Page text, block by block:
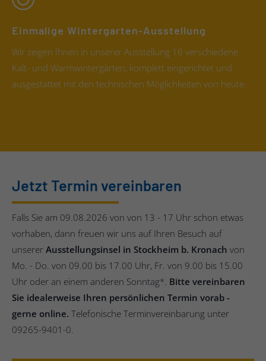
Einmalige Wintergarten-Ausstellung
Wir zeigen Ihnen in unserer Ausstellung 16 verschiedene
Kalt- und Warmwintergärten, komplett eingerichtet und
ausgestattet mit den technischen Möglichkeiten von heute.
Jetzt Termin vereinbaren
Falls Sie am 09.08.2026 von von 13 - 17 Uhr schon etwas
vorhaben, dann freuen wir uns auf Ihren Besuch auf
unserer Ausstellungsinsel in Stockheim b. Kronach von
Mo. - Do. von 09.00 bis 17.00 Uhr, Fr. von 9.00 bis 15.00
Uhr oder an einem anderen Sonntag*. Bitte vereinbaren
Sie idealerweise Ihren persönlichen Termin vorab -
gerne online. Telefonische Terminvereinbarung unter
09265-9401-0.